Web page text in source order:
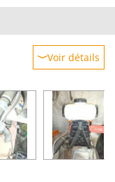
Voir détails